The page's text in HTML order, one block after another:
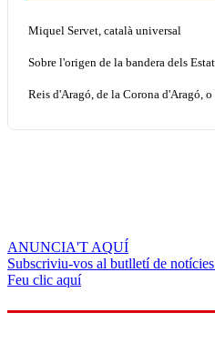
Miquel Servet, català universal
Sobre l'origen de la bandera dels
Reis d'Aragó, de la Corona d'Aragó,
ANUNCIA'T AQUÍ
Subscriviu-vos al butlletí de
Feu clic aquí